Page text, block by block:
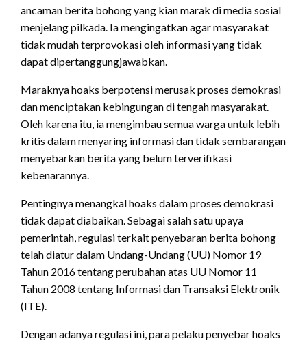
ancaman berita bohong yang kian marak di media sosial
menjelang pilkada. Ia mengingatkan agar masyarakat
tidak mudah terprovokasi oleh informasi yang tidak
dapat dipertanggungjawabkan.
Maraknya hoaks berpotensi merusak proses demokrasi
dan menciptakan kebingungan di tengah masyarakat.
Oleh karena itu, ia mengimbau semua warga untuk lebih
kritis dalam menyaring informasi dan tidak sembarangan
menyebarkan berita yang belum terverifikasi
kebenarannya.
Pentingnya menangkal hoaks dalam proses demokrasi
tidak dapat diabaikan. Sebagai salah satu upaya
pemerintah, regulasi terkait penyebaran berita bohong
telah diatur dalam Undang-Undang (UU) Nomor 19
Tahun 2016 tentang perubahan atas UU Nomor 11
Tahun 2008 tentang Informasi dan Transaksi Elektronik
(ITE).
Dengan adanya regulasi ini, para pelaku penyebar hoaks